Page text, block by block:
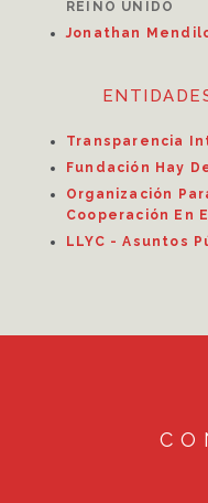
REINO UNIDO
Jonathan
Transparencia
Fundación Hay
Organización
Cooperación En
LLYC - Asuntos